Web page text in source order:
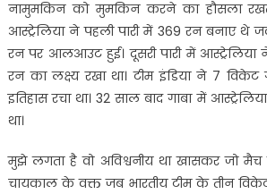
नामुमकिन को मुमकिन करने का हौसला
आस्ट्रेलिया ने पहली पारी में 369 रन बनाए थे
रन पर आलआउट हुई। दूसरी पारी में
रन का लक्ष्य रखा था। टीम इंडिया ने 7
इतिहास रचा था। 32 साल बाद गाबा में
था।
मुझे लगता है वो अविश्वनीय था खासकर जो
चायकाल के वक्त जब भारतीय टीम के तीन